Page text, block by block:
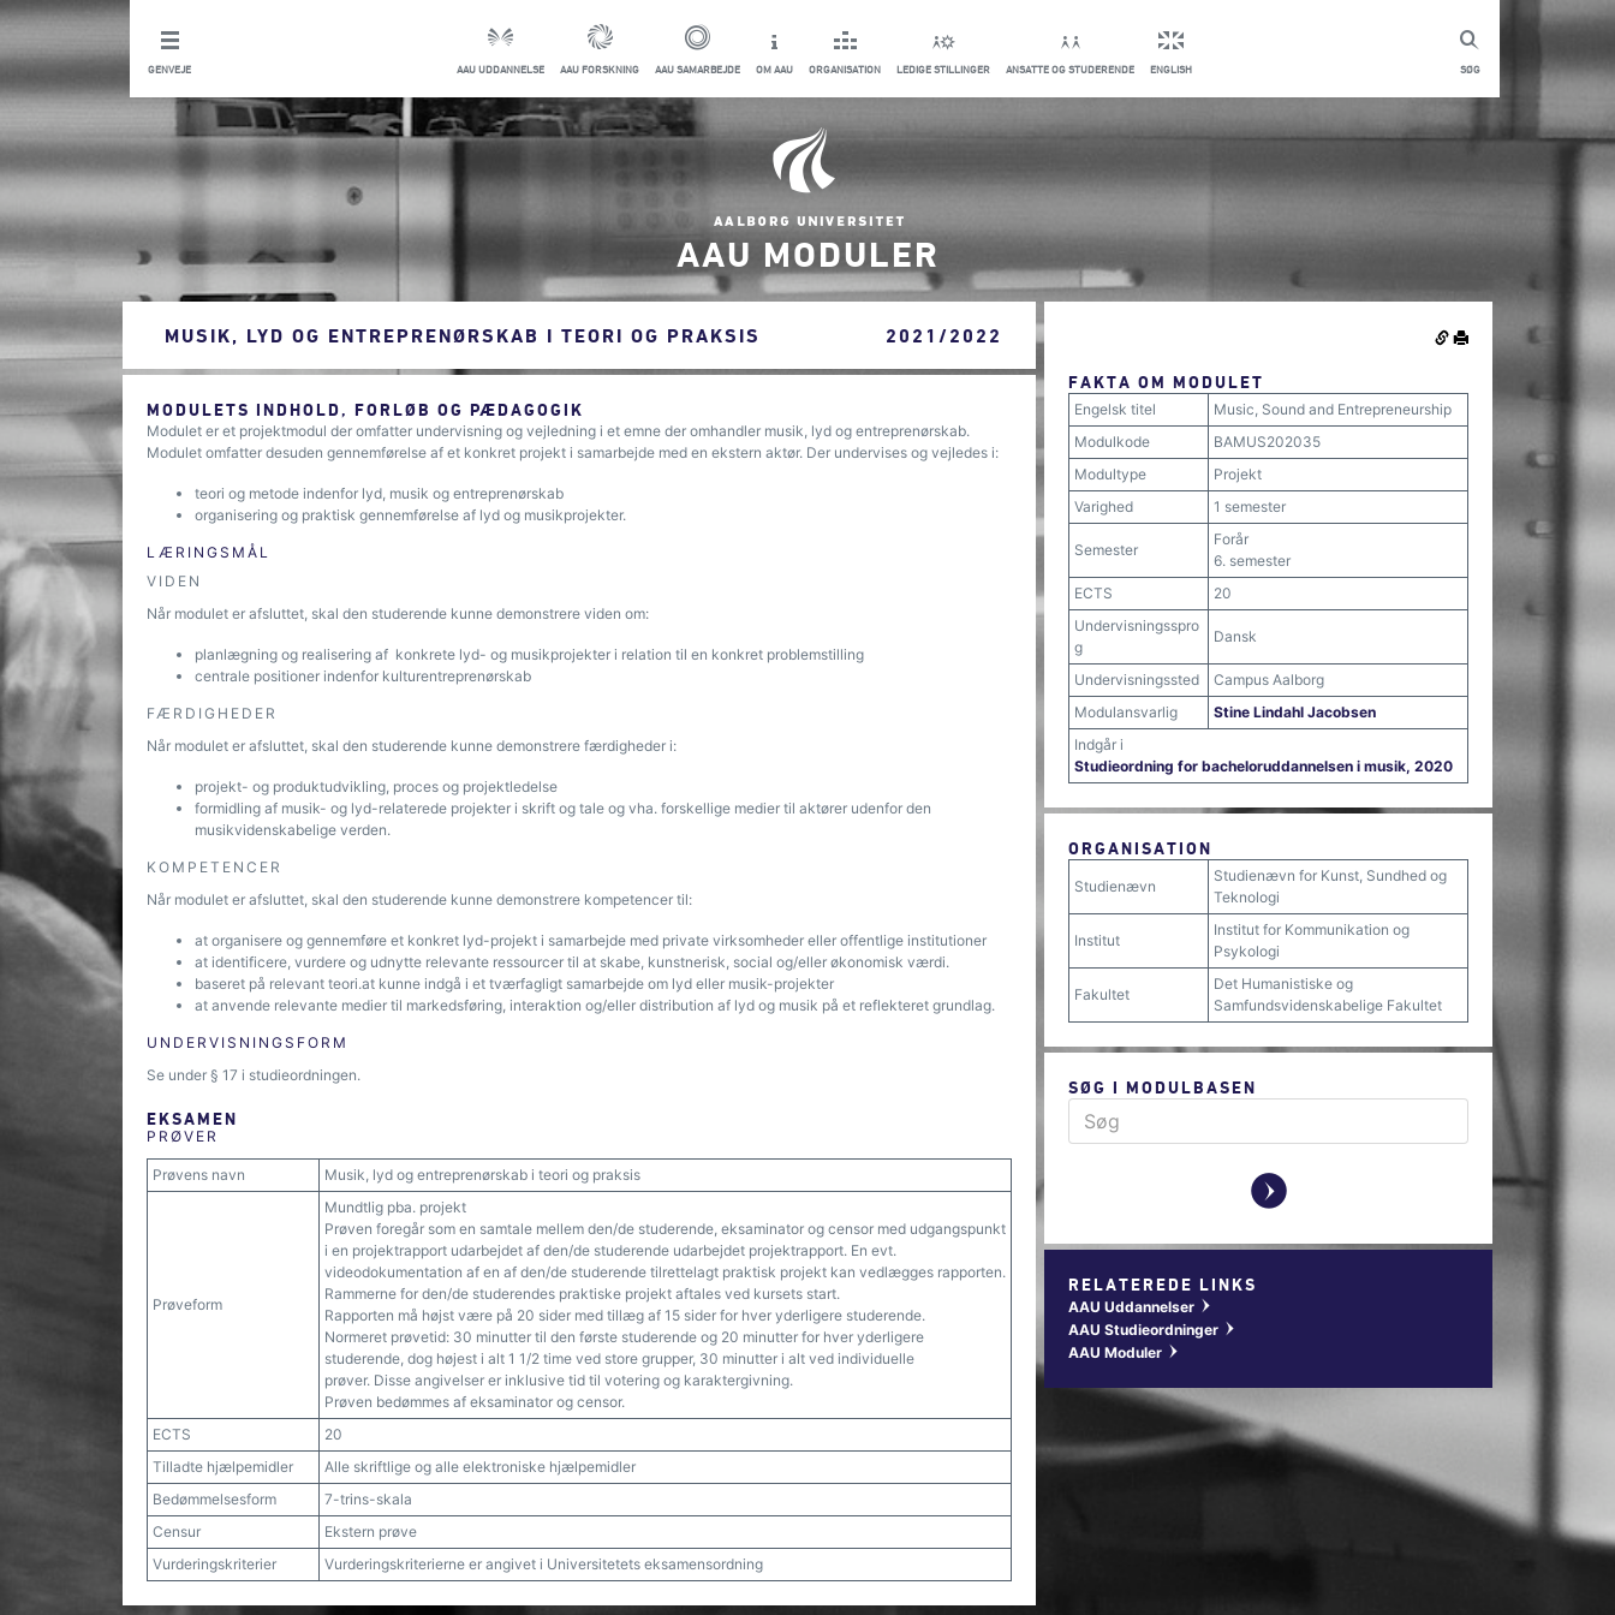
SØG
GENVEJE AAU UDDANNELSE AAU FORSKNING AAU SAMARBEJDE OM AAU ORGANISATION LEDIGE STILLINGER ANSATTE OG STUDERENDE ENGLISH
AAU MODULER
MUSIK, LYD OG ENTREPRENØRSKAB I TEORI OG PRAKSIS 2021/2022
MODULETS INDHOLD, FORLØB OG PÆDAGOGIK
Modulet er et projektmodul der omfatter undervisning og vejledning i et emne der omhandler musik, lyd og entreprenørskab.
Modulet omfatter desuden gennemførelse af et konkret projekt i samarbejde med en ekstern aktør. Der undervises og vejledes i:
teori og metode indenfor lyd, musik og entreprenørskab
organisering og praktisk gennemførelse af lyd og musikprojekter.
LÆRINGSMÅL
VIDEN
Når modulet er afsluttet, skal den studerende kunne demonstrere viden om:
planlægning og realisering af konkrete lyd- og musikprojekter i relation til en konkret problemstilling
centrale positioner indenfor kulturentreprenørskab
FÆRDIGHEDER
Når modulet er afsluttet, skal den studerende kunne demonstrere færdigheder i:
projekt- og produktudvikling, proces og projektledelse
formidling af musik- og lyd-relaterede projekter i skrift og tale og vha. forskellige medier til aktører udenfor den
musikvidenskabelige verden.
KOMPETENCER
Når modulet er afsluttet, skal den studerende kunne demonstrere kompetencer til:
at organisere og gennemføre et konkret lyd-projekt i samarbejde med private virksomheder eller offentlige institutioner
at identificere, vurdere og udnytte relevante ressourcer til at skabe, kunstnerisk, social og/eller økonomisk værdi.
baseret på relevant teori.at kunne indgå i et tværfagligt samarbejde om lyd eller musik-projekter
at anvende relevante medier til markedsføring, interaktion og/eller distribution af lyd og musik på et reflekteret grundlag.
UNDERVISNINGSFORM
Se under § 17 i studieordningen.
EKSAMEN
PRØVER
Prøvens navn Musik, lyd og entreprenørskab i teori og praksis
Prøveform
Mundtlig pba. projekt
Prøven foregår som en samtale mellem den/de studerende, eksaminator og censor med udgangspunkt
i en projektrapport udarbejdet af den/de studerende udarbejdet projektrapport. En evt.
videodokumentation af en af den/de studerende tilrettelagt praktisk projekt kan vedlægges rapporten.
Rammerne for den/de studerendes praktiske projekt aftales ved kursets start.
Rapporten må højst være på 20 sider med tillæg af 15 sider for hver yderligere studerende.
Normeret prøvetid: 30 minutter til den første studerende og 20 minutter for hver yderligere
studerende, dog højest i alt 1 1/2 time ved store grupper, 30 minutter i alt ved individuelle
prøver. Disse angivelser er inklusive tid til votering og karaktergivning.
Prøven bedømmes af eksaminator og censor.
ECTS
20
Tilladte hjælpemidler
Alle skriftlige og alle elektroniske hjælpemidler
Bedømmelsesform
7-trins-skala
Censur
Ekstern prøve
Vurderingskriterier
Vurderingskriterierne er angivet i Universitetets eksamensordning
FAKTA OM MODULET
Engelsk titel
Music, Sound and Entrepreneurship
Modulkode
BAMUS202035
Modultype
Projekt
Varighed
1 semester
Semester
Forår
6. semester
ECTS
20
Undervisningsspro
g
Dansk
Undervisningssted
Campus Aalborg
Modulansvarlig
Stine Lindahl Jacobsen
Indgår i
Studieordning for bacheloruddannelsen i musik, 2020
ORGANISATION
Studienævn
Studienævn for Kunst, Sundhed og
Teknologi
Institut
Institut for Kommunikation og
Psykologi
Fakultet
Det Humanistiske og
Samfundsvidenskabelige Fakultet
SØG I MODULBASEN
y
RELATEREDE LINKS
AAU Uddannelser w
AAU Studieordninger w
AAU Moduler w